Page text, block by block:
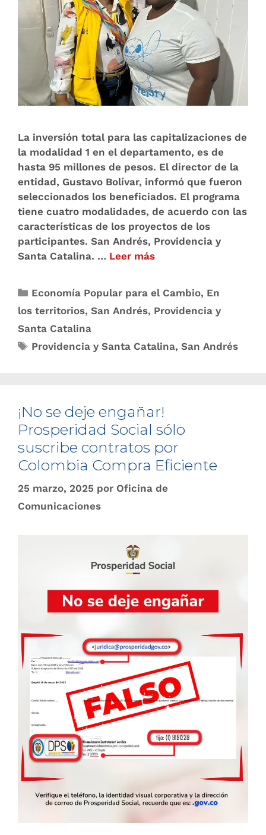
La inversión total para las capitalizaciones de
la modalidad 1 en el departamento, es de
hasta 95 millones de pesos. El director de la
entidad, Gustavo Bolívar, informó que fueron
seleccionados los beneficiados. El programa
tiene cuatro modalidades, de acuerdo con las
características de los proyectos de los
participantes. San Andrés, Providencia y
Santa Catalina. … Leer más
Economía Popular para el Cambio, En
los territorios, San Andrés, Providencia y
Santa Catalina
Providencia y Santa Catalina,San Andrés
¡No se deje engañar!
Prosperidad Social sólo
suscribe contratos por
Colombia Compra Eficiente
25 marzo, 2025 por Oficina de
Comunicaciones